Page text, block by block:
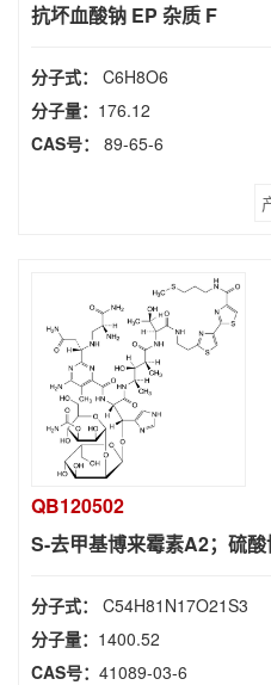
抗坏血酸钠 EP 杂质 F
分子式： C6H8O6
分子量： 176.12
CAS号：
89-65-6
QB120502
S-去甲基博来霉素A2；硫
分子式： C54H81N17O21S3
分子量： 1400.52
CAS号： 41089-03-6